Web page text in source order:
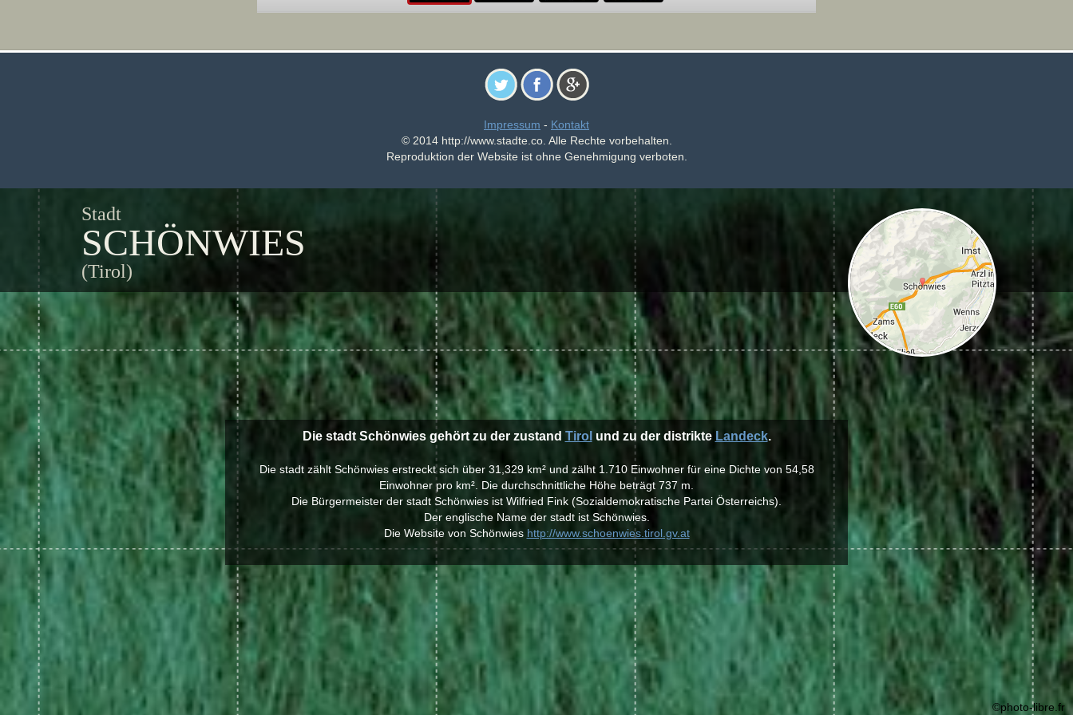
Impressum - Kontakt
© 2014 http://www.stadte.co. Alle Rechte vorbehalten.
Reproduktion der Website ist ohne Genehmigung verboten.
Stadt
SCHÖNWIES
(Tirol)
Die stadt Schönwies gehört zu der zustand Tirol und zu der distrikte Landeck.
Die stadt zählt Schönwies erstreckt sich über 31,329 km² und zälht 1.710 Einwohner für eine Dichte von 54,58
Einwohner pro km². Die durchschnittliche Höhe beträgt 737 m.
Die Bürgermeister der stadt Schönwies ist Wilfried Fink (Sozialdemokratische Partei Österreichs).
Der englische Name der stadt ist Schönwies.
Die Website von Schönwies http://www.schoenwies.tirol.gv.at
©photo-libre.fr